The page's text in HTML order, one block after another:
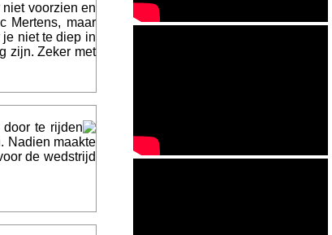
voorzien en
Mertens, maar
niet te diep in
zijn. Zeker met
te rijden
Nadien maakte
de wedstrijd